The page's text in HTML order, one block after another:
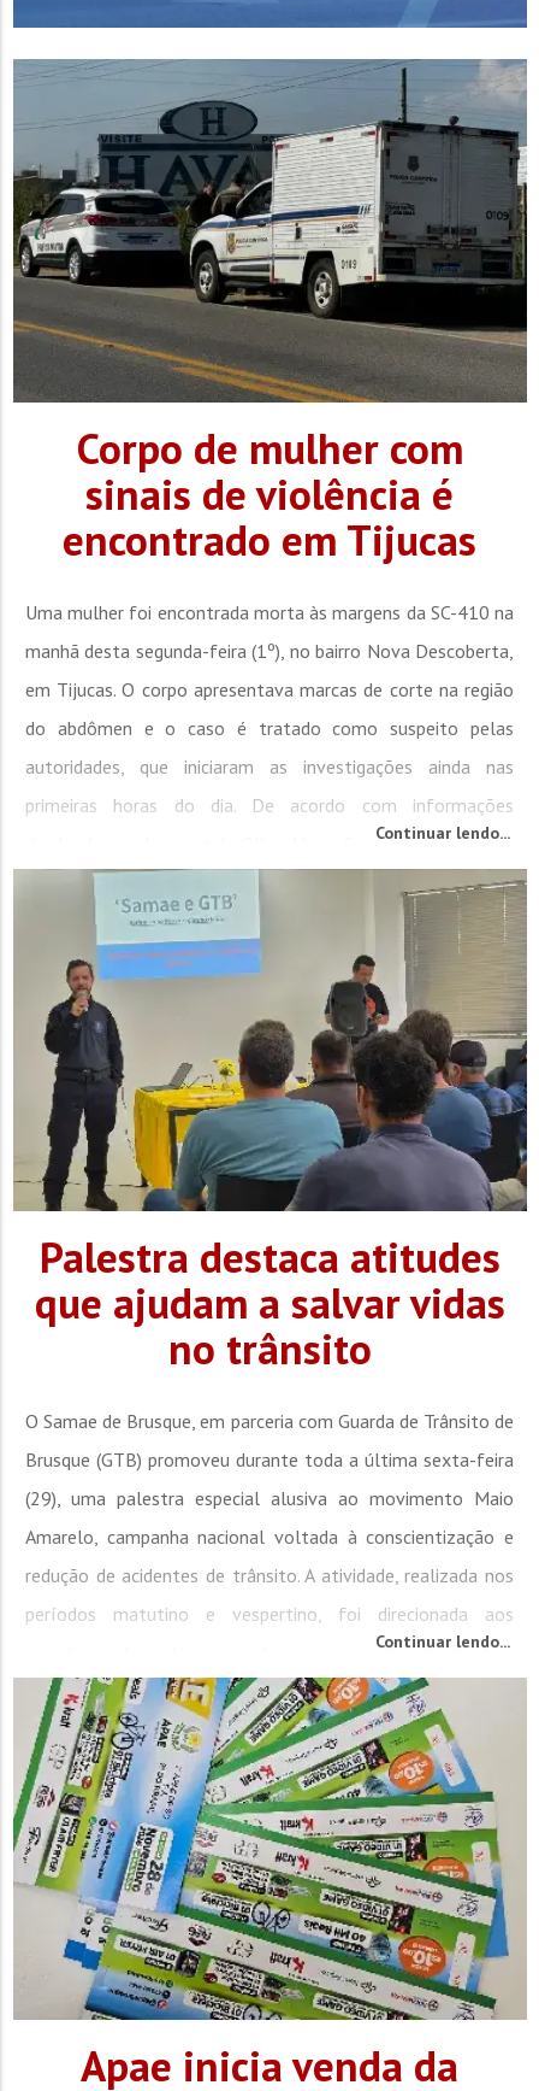
Corpo de mulher com
sinais de violência é
encontrado em Tijucas
Uma mulher foi encontrada morta às margens da SC-410 na
manhã desta segunda-feira (1º), no bairro Nova Descoberta,
em Tijucas. O corpo apresentava marcas de corte na região
do abdômen e o caso é tratado como suspeito pelas
autoridades, que iniciaram as investigações ainda nas
primeiras horas do dia. De acordo com informações
divulgadas pelo portal Olho Vivo Can, populares que
passavam pela rodovia avistaram o corpo e...
Continuar lendo...
Palestra destaca atitudes
que ajudam a salvar vidas
no trânsito
O Samae de Brusque, em parceria com Guarda de Trânsito de
Brusque (GTB) promoveu durante toda a última sexta-feira
(29), uma palestra especial alusiva ao movimento Maio
Amarelo, campanha nacional voltada à conscientização e
redução de acidentes de trânsito. A atividade, realizada nos
períodos matutino e vespertino, foi direcionada aos
servidores da autarquia e teve como principal objetivo
reforçar atitudes de...
Continuar lendo...
Apae inicia venda da